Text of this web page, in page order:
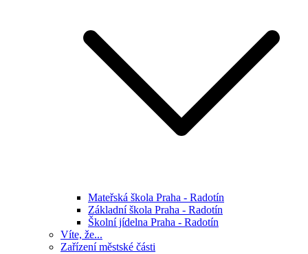
Mateřská škola Praha - Radotín
Základní škola Praha - Radotín
Školní jídelna Praha - Radotín
Víte, že...
Zařízení městské části